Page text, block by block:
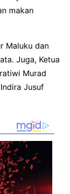
makan
Maluku dan
Juga, Ketua
Murad
Jusuf